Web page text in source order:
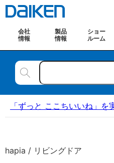
会社
情報
製品
情報
ショー
ルーム
「ずっと ここちいいね」
hapia / リビングドア